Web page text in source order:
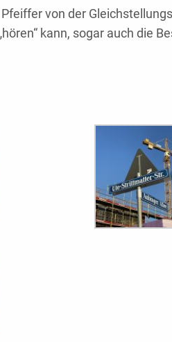
von der
kann, sogar auch die